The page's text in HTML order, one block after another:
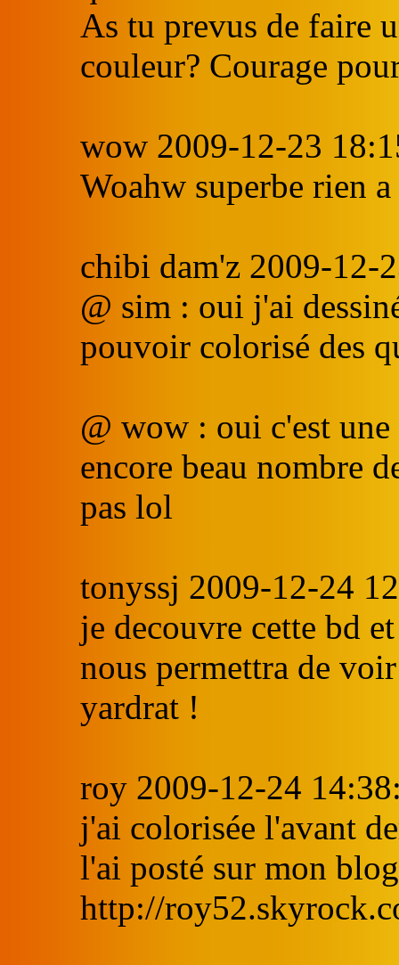
As tu prevus de faire
couleur? Courage
wow 2009-12-23
Woahw superbe rien
chibi dam'z 2009-12-
@ sim : oui j'ai
pouvoir colorisé des
@ wow : oui c'est
encore beau nombre
pas lol
tonyssj 2009-12-24
je decouvre cette bd
nous permettra de
yardrat !
roy 2009-12-24
j'ai colorisée l'avant
l'ai posté sur mon
http://